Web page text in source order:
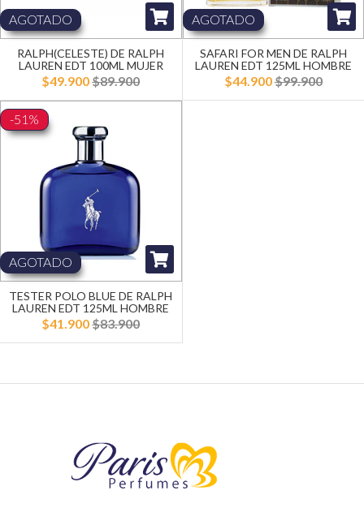
AGOTADO
RALPH(CELESTE) DE RALPH
LAUREN EDT 100ML MUJER
$49.900$89.900
AGOTADO
SAFARI FOR MEN DE RALPH
LAUREN EDT 125ML HOMBRE
$44.900$99.900
-51%
AGOTADO
TESTER POLO BLUE DE RALPH
LAUREN EDT 125ML HOMBRE
$41.900$83.900